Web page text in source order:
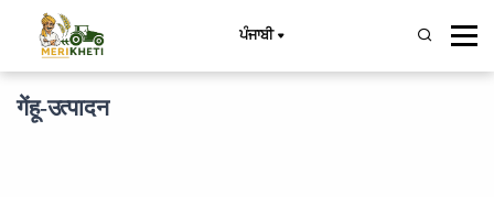
ਪੰਜਾਬੀ
गेंहू-उत्पादन